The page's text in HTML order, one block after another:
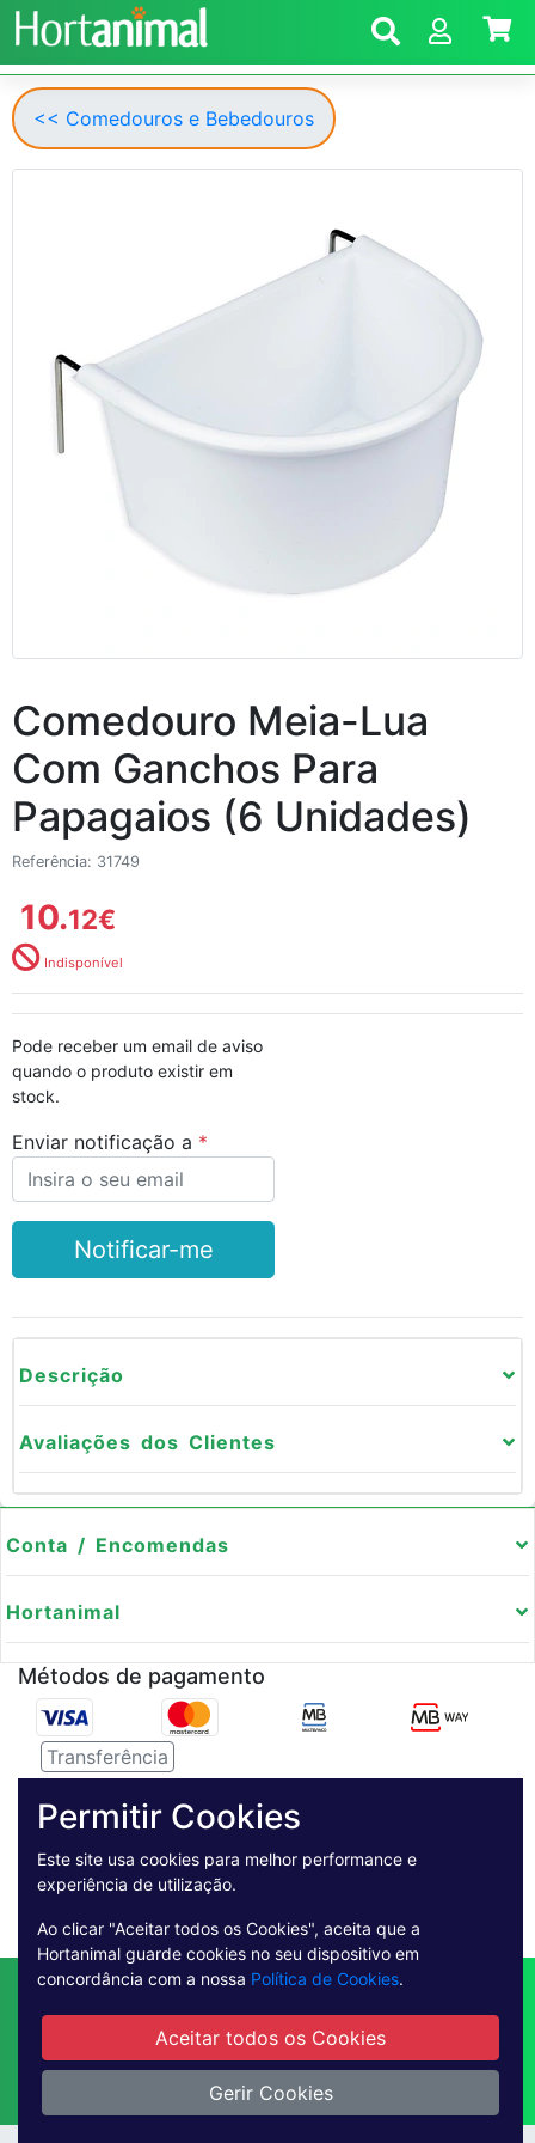
<< Comedouros e Bebedouros
Comedouro Meia-Lua
Com Ganchos Para
Papagaios (6 Unidades)
Referência: 31749
10.12€
Indisponível
Pode receber um email de aviso
quando o produto existir em
stock.
Enviar notificação a
Notificar-me
Descrição
Avaliações dos Clientes
Conta / Encomendas
Hortanimal
Métodos de pagamento
Transferência
Pagamento Seguro
Contactos Envio
Condições de Venda
Quem Somos
Métodos de Pagamento
Condições Gerais de Utilização
Livro de reclamações online
Permitir Cookies
Este site usa cookies para melhor performance e
experiência de utilização.
Ao clicar "Aceitar todos os Cookies", aceita que a
Hortanimal guarde cookies no seu dispositivo em
concordância com a nossa Política de Cookies.
Aceitar todos os Cookies
Gerir Cookies